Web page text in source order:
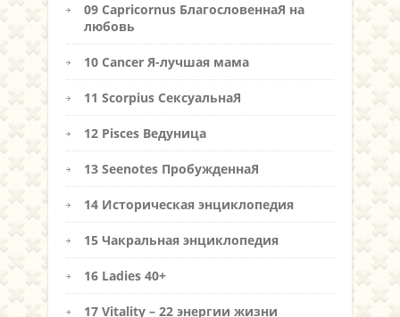
09 Capricornus БлагословеннаЯ на
любовь
10 Cancer Я-лучшая мама
11 Scorpius СексуальнаЯ
12 Pisces Ведуница
13 Seenotes ПробужденнаЯ
14 Историческая энциклопедия
15 Чакральная энциклопедия
16 Ladies 40+
17 Vitality – 22 энергии жизни